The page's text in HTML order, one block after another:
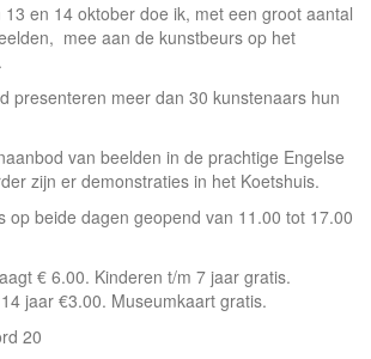
en 14 oktober doe ik, met een groot aantal
mee aan de kunstbeurs op het
presenteren meer dan 30 kunstenaars hun
van beelden in de prachtige Engelse
zijn er demonstraties in het Koetshuis.
op beide dagen geopend van 11.00 tot 17.00
€ 6.00. Kinderen t/m 7 jaar gratis.
jaar €3.00. Museumkaart gratis.
20